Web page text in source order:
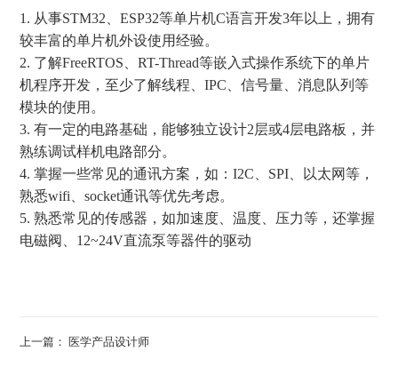
1. 从事STM32 、ESP32等单片机C语言开发3年以上，拥有
较丰富的单片机外设使用经验。
2. 了解FreeRTOS 、RT-Thread等嵌入式操作系统下的单片
机程序开发，至少了解线程、IPC 、信号量、消息队列等
模块的使用。
3.有一定的电路基础，能够独立设计2层或4层电路板，并
熟练调试样机电路部分。
4.掌握一些常见的通讯方案，如：I2C SPI 、以太网等，
熟悉wifi 、socket通讯等优先考虑。
5.熟悉常见的传感器，如加速度、温度、压力等，还掌握
电磁阀、 12~24V直流泵等器件的驱动
上一篇： 医学产品设计师